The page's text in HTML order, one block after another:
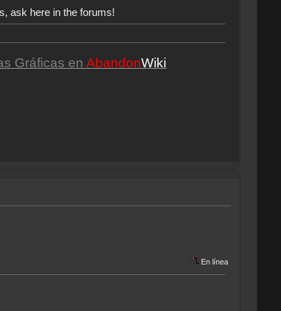
ask here in the forums!
Gráficas enAbandonWiki
En línea